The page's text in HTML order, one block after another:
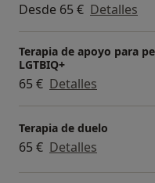
vivir con más
cercanía, práctica
para que el
Desde 65 € Detalles
Terapia de apoyo para
LGTBIQ+
65 € Detalles
Terapia de duelo
65 € Detalles